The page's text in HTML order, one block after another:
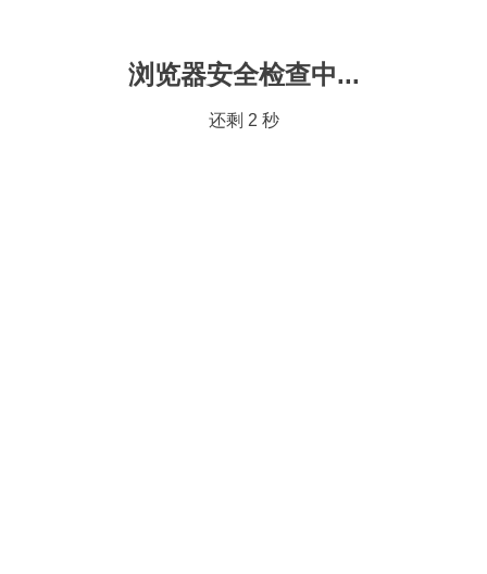
浏览器安全检查中...
还剩 2 秒